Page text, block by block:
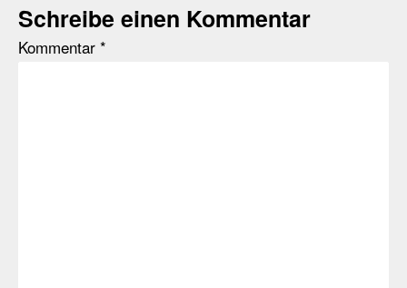
Schreibe einen Kommentar
Kommentar *